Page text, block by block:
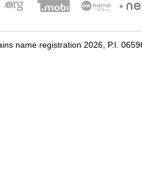
name registration 2026, P.I.